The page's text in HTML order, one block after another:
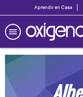
Aprendo en Casa